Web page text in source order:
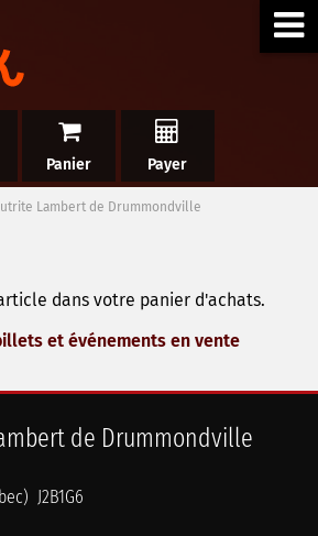
Panier Payer
Lambert de Drummondville
dans votre panier d'achats.
et événements en vente
de Drummondville
J2B1G6